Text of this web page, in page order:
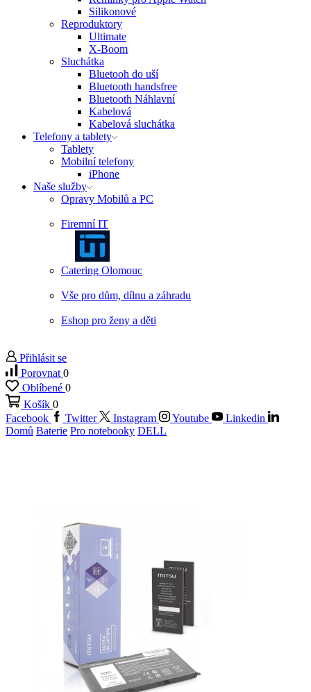
Silikonové
Reproduktory
Ultimate
X-Boom
Sluchátka
Bluetooh do uší
Bluetooth handsfree
Bluetooth Náhlavní
Kabelová
Kabelová sluchátka
Telefony a tablety
Tablety
Mobilní telefony
iPhone
Naše služby
Opravy Mobilů a PC
Firemní IT
Catering Olomouc
Vše pro dům, dílnu a záhradu
Eshop pro ženy a děti
Přihlásit se
Porovnat 0
Oblíbené 0
Košík 0
Facebook
Twitter Instagram Youtube
Linkedin
Domů Baterie Pro notebooky DELL